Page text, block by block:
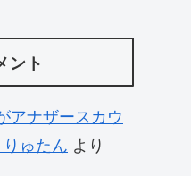
ント
アナザースカウ
りゅたん より